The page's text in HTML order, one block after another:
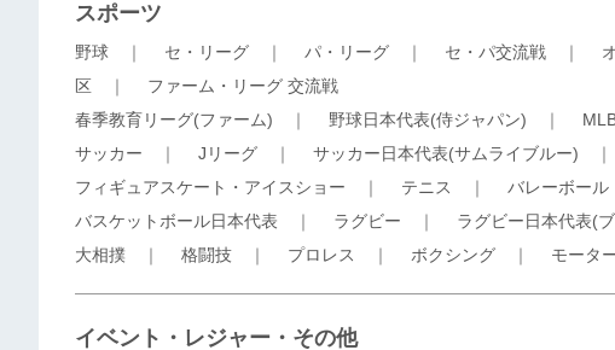
スポーツ
野球 ｜ セ・リーグ ｜ パ・リーグ ｜ セ・パ交流戦 ｜
区 ｜ ファーム・リーグ 交流戦
春季教育リーグ(ファーム) ｜ 野球日本代表(侍ジャパン) ｜
サッカー ｜ Jリーグ ｜ サッカー日本代表(サムライブルー)
フィギュアスケート・アイスショー ｜ テニス ｜ バレーボール
バスケットボール日本代表 ｜ ラグビー ｜ ラグビー日本代表(
大相撲 ｜ 格闘技 ｜ プロレス ｜ ボクシング ｜ モータ
イベント・レジャー・その他